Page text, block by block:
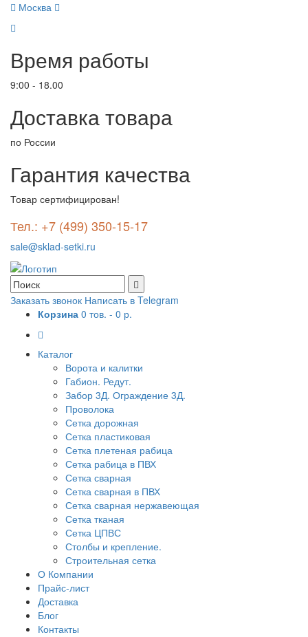
Москва
Время работы
9:00 - 18.00
Доставка товара
по России
Гарантия качества
Товар сертифицирован!
Тел.: +7 (499) 350-15-17
sale@sklad-setki.ru
Заказать звонок Написать в Telegram
Корзина 0 тов. - 0 р.
Каталог
Ворота и калитки
Габион. Редут.
Забор 3Д. Ограждение 3Д.
Проволока
Сетка дорожная
Сетка пластиковая
Сетка плетеная рабица
Сетка рабица в ПВХ
Сетка сварная
Сетка сварная в ПВХ
Сетка сварная нержавеющая
Сетка тканая
Сетка ЦПВС
Столбы и крепление.
Строительная сетка
О Компании
Прайс-лист
Доставка
Блог
Контакты